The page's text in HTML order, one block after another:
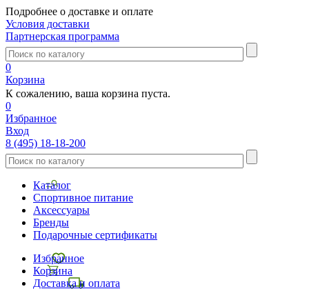
Подробнее о доставке и оплате
Условия доставки
Партнерская программа
0
Корзина
К сожалению, ваша корзина пуста.
0
Избранное
Вход
8 (495) 18-18-200
Каталог
Спортивное питание
Аксессуары
Бренды
Подарочные сертификаты
Избранное
Корзина
Доставка и оплата